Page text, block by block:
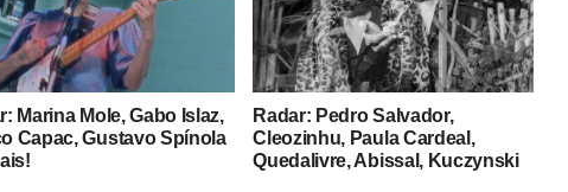
Marina Mole, Gabo Islaz,
Capac, Gustavo Spínola
Radar: Pedro Salvador,
Cleozinhu, Paula Cardeal,
Quedalivre, Abissal, Kuczynski